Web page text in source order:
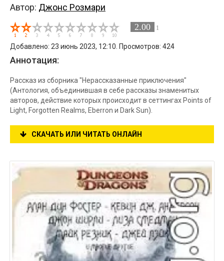
Автор: Джонс Розмари
2.00 1
Добавлено: 23 июнь 2023, 12:10. Просмотров: 424
Аннотация:
Рассказ из сборника "Нерассказанные приключения"
(Антология, объединившая в себе рассказы знаменитых
авторов, действие которых происходит в сеттингах Points of
Light, Forgotten Realms, Eberron и Dark Sun).
СКАЧАТЬ ИЛИ ЧИТАТЬ ОНЛАЙН